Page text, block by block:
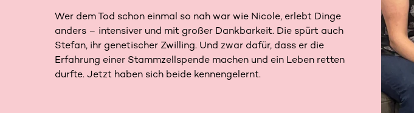
Wer dem Tod schon einmal so nah war wie Nicole, erlebt Dinge
anders – intensiver und mit großer Dankbarkeit. Die spürt auch
Stefan, ihr genetischer Zwilling. Und zwar dafür, dass er die
Erfahrung einer Stammzellspende machen und ein Leben retten
durfte. Jetzt haben sich beide kennengelernt.